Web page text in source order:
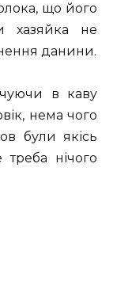
що його
хазяйка не
данини.
в каву
нема чого
були якісь
нічого